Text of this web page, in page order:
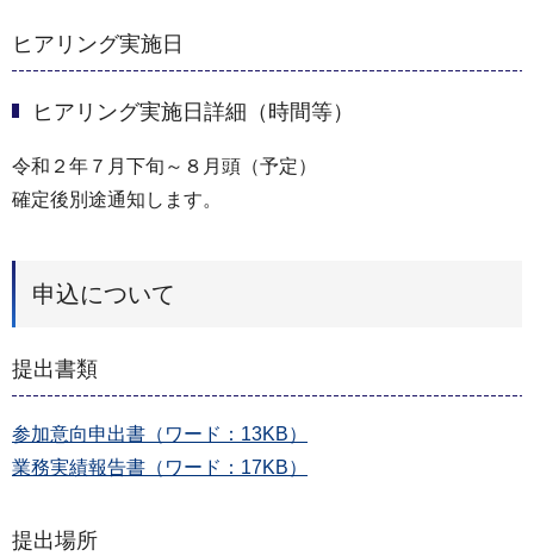
ヒアリング実施日
ヒアリング実施日詳細（時間等）
令和２年７月下旬～８月頭（予定）
確定後別途通知します。
申込について
提出書類
参加意向申出書（ワード：13KB）
業務実績報告書（ワード：17KB）
提出場所